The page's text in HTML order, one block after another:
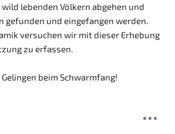
lebenden Völkern abgehen und
gefunden und eingefangen werden.
versuchen wir mit dieser Erhebung
zu erfassen.
beim Schwarmfang!